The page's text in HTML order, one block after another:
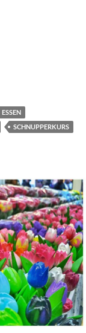
ESSEN
SCHNUPPERKURS